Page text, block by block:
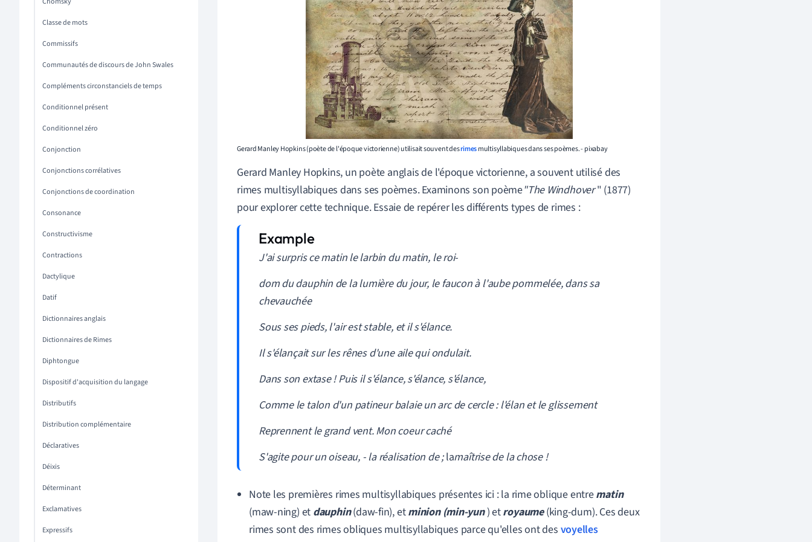
Classe de mots
Commissifs
Communautés de discours de John Swales
Compléments circonstanciels de temps
Conditionnel présent
Conditionnel zéro
Conjonction
Conjonctions corrélatives
Conjonctions de coordination
Consonance
Constructivisme
Contractions
Dactylique
Datif
Dictionnaires anglais
Dictionnaires de Rimes
Diphtongue
Dispositif d'acquisition du langage
Distributifs
Distribution complémentaire
Déclaratives
Déixis
Déterminant
Exclamatives
Expressifs
Gerard Manley Hopkins (poète de l'époque victorienne) utilisait souvent desrimesmultisyllabiques dans ses poèmes. - pixabay
Gerard Manley Hopkins, un poète anglais de l'époque victorienne, a souvent utilisé des
rimes multisyllabiques dans ses poèmes. Examinons son poème"The Windhover" (1877)
pour explorer cette technique. Essaie de repérer les différents types de rimes :
J'ai surpris ce matin le larbin du matin, le roi-
dom du dauphin de la lumière du jour, le faucon à l'aube pommelée, dans sa
chevauchée
Sous ses pieds, l'air est stable, et il s'élance.
Il s'élançait sur les rênes d'une aile qui ondulait.
Dans son extase ! Puis il s'élance, s'élance, s'élance,
Comme le talon d'un patineur balaie un arc de cercle : l'élan et le glissement
Reprennent le grand vent. Mon coeur caché
S'agite pour un oiseau, - la réalisation de ;lamaîtrise de la chose !
Note les premières rimes multisyllabiques présentes ici : la rime oblique entrematin
(maw-ning) et dauphin(daw-fin), etminion (min-yun) etroyaume(king-dum). Ces deux
rimes sont des rimes obliques multisyllabiques parce qu'elles ont des voyelles